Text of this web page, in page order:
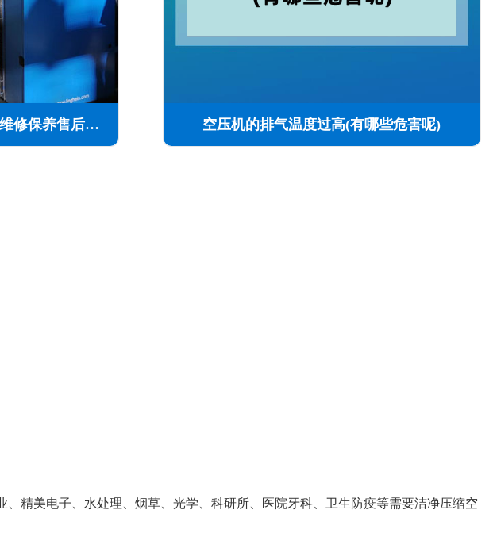
茂名水东湾新城凌格风空压机维修保养售后服务电话 空压机的排气温度过高(有哪些危害呢)
精美电子、水处理、烟草、光学、科研所、医院牙科、卫生防疫等需要洁净压缩空